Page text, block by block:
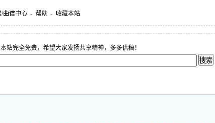
/曲谱中心 - 帮助 - 收藏本站
站完全免费，希望大家发扬共享精神，多多供稿！